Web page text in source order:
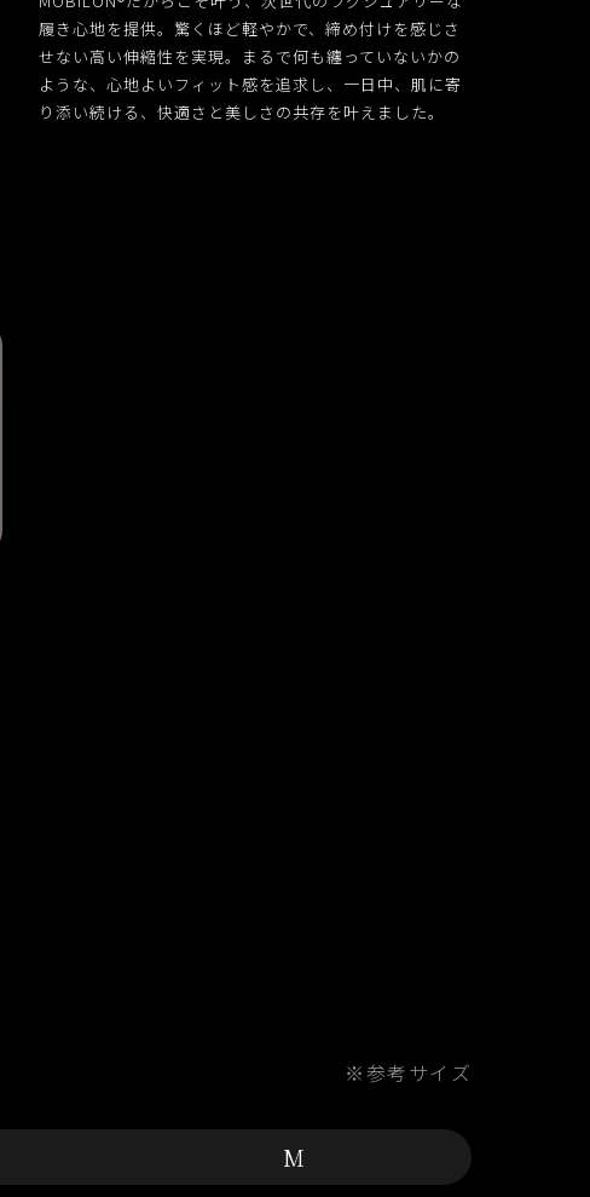
履き心地を提供。驚くほど軽やかで、締め付けを感じさ
せない高い伸縮性を実現。まるで何も纏っていないかの
ような、心地よいフィット感を追求し、一日中、肌に寄
り添い続ける、快適さと美しさの共存を叶えました。
※参考サイズ
M